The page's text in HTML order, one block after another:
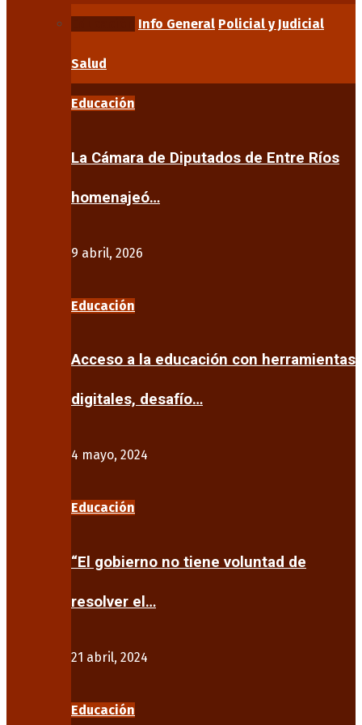
Info General Policial y Judicial
Salud
Educación
La Cámara de Diputados de Entre Ríos
homenajeó…
9 abril, 2026
Educación
Acceso a la educación con herramientas
digitales, desafío…
4 mayo, 2024
Educación
“El gobierno no tiene voluntad de
resolver el…
21 abril, 2024
Educación